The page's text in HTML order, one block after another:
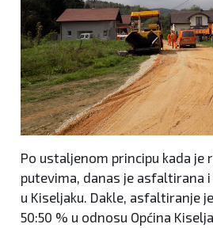
Po ustaljenom principu kada je
putevima, danas je asfaltirana i
u Kiseljaku. Dakle, asfaltiranje
50:50 % u odnosu Općina